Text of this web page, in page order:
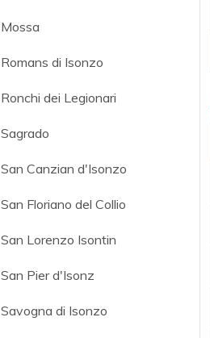
Mossa
Romans di Isonzo
Ronchi dei Legionari
Sagrado
San Canzian d'Isonzo
San Floriano del Collio
San Lorenzo Isontin
San Pier d'Isonz
Savogna di Isonzo